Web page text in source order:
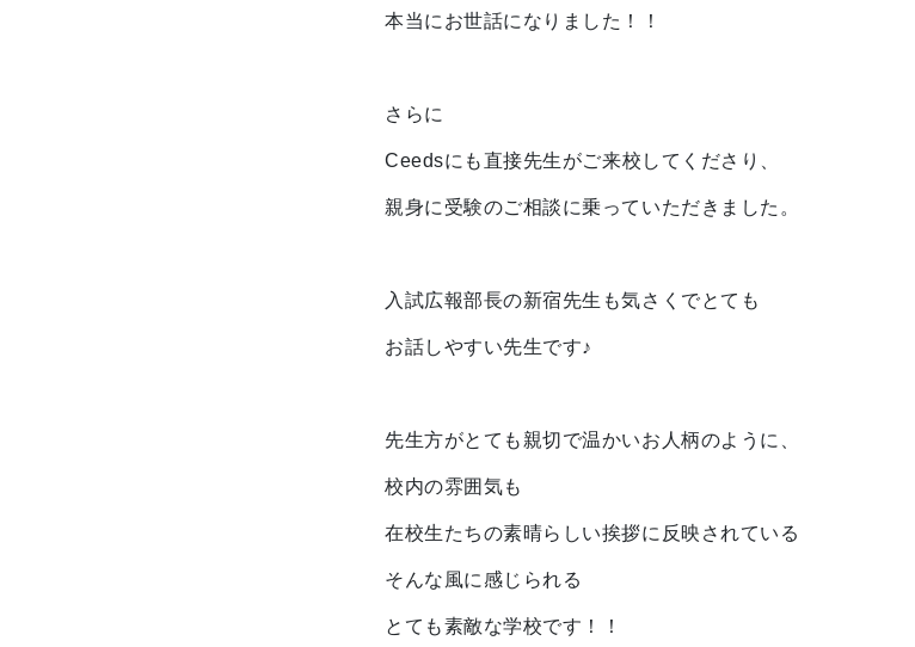
本当にお世話になりました！！
さらに
Ceedsにも直接先生がご来校してくださり、
親身に受験のご相談に乗っていただきました。
入試広報部長の新宿先生も気さくでとても
お話しやすい先生です♪
先生方がとても親切で温かいお人柄のように、
校内の雰囲気も
在校生たちの素晴らしい挨拶に反映されている
そんな風に感じられる
とても素敵な学校です！！